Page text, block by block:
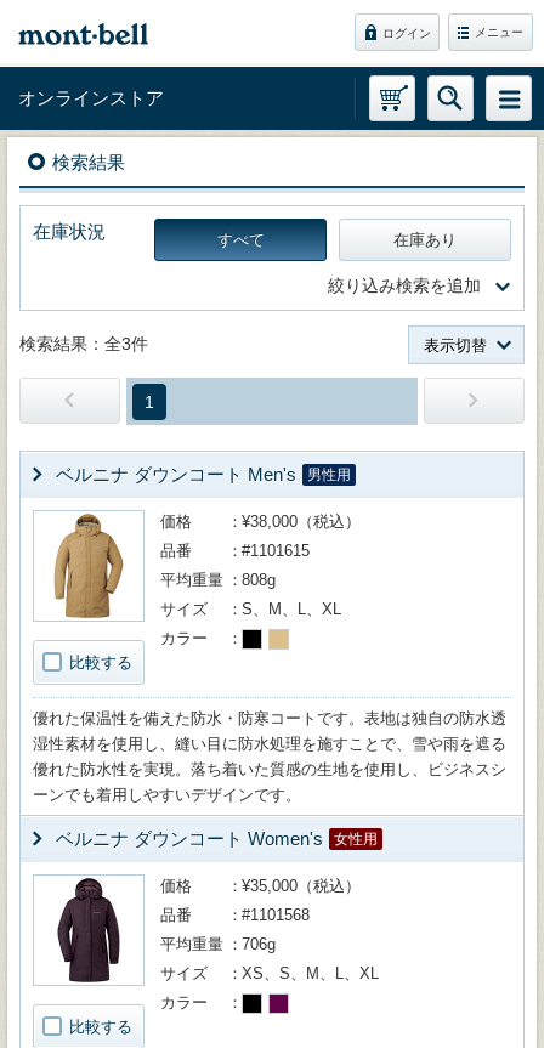
ログイン メニュー
オンラインストア
検索結果
在庫状況 すべて 在庫あり
絞り込み検索を追加
検索結果：全3件 表示切替
1
ベルニナ ダウンコート Men's 男性用
比較する
価格
¥38,000（税込）
品番
#1101615
平均重量
808g
サイズ
S、M、L、XL
カラー
優れた保温性を備えた防水・防寒コートです。表地は独自の防水透
湿性素材を使用し、縫い目に防水処理を施すことで、雪や雨を遮る
優れた防水性を実現。落ち着いた質感の生地を使用し、ビジネスシ
ーンでも着用しやすいデザインです。
ベルニナ ダウンコート Women's 女性用
比較する
価格
¥35,000（税込）
品番
#1101568
平均重量
706g
サイズ
XS、S、M、L、XL
カラー